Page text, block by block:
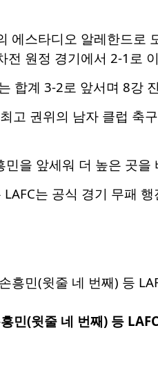
에스타디오 알레한드로
전 원정 경기에서 2-1로
합계 3-2로 앞서며 8강
고 권위의 남자 클럽 축
을 앞세워 더 높은 곳을
는 공식 경기 무패
민(윗줄 네 번째) 등